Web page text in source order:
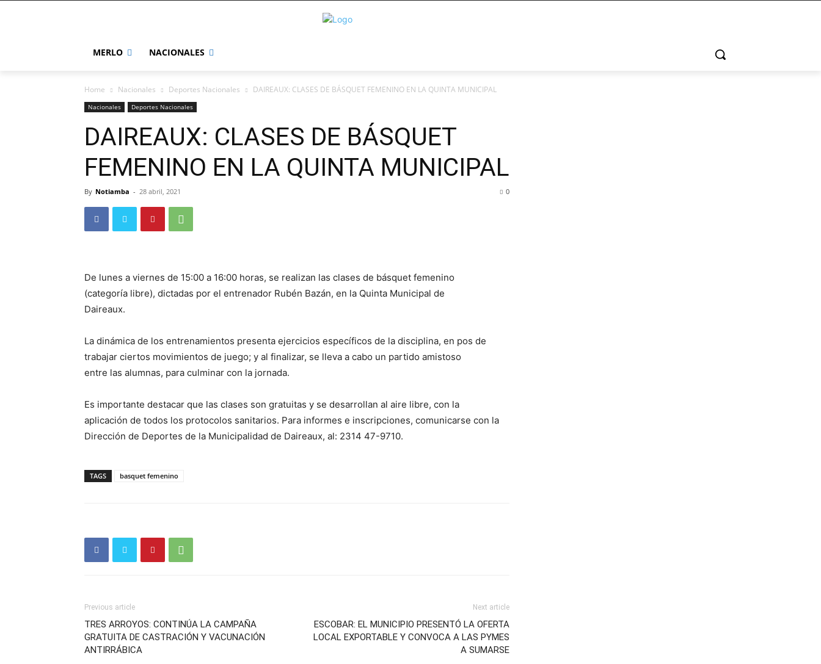
MERLO NACIONALES
Home Nacionales Deportes Nacionales DAIREAUX: CLASES DE BÁSQUET FEMENINO EN LA QUINTA MUNICIPAL
Nacionales Deportes Nacionales
DAIREAUX: CLASES DE BÁSQUET
FEMENINO EN LA QUINTA MUNICIPAL
By Notiamba - 28 abril, 2021 0
De lunes a viernes de 15:00 a 16:00 horas, se realizan las clases de básquet femenino
(categoría libre), dictadas por el entrenador Rubén Bazán, en la Quinta Municipal de
Daireaux.
La dinámica de los entrenamientos presenta ejercicios específicos de la disciplina, en pos de
trabajar ciertos movimientos de juego; y al finalizar, se lleva a cabo un partido amistoso
entre las alumnas, para culminar con la jornada.
Es importante destacar que las clases son gratuitas y se desarrollan al aire libre, con la
aplicación de todos los protocolos sanitarios. Para informes e inscripciones, comunicarse con la
Dirección de Deportes de la Municipalidad de Daireaux, al: 2314 47-9710.
TAGS basquet femenino
Previous article
TRES ARROYOS: CONTINÚA LA CAMPAÑA
GRATUITA DE CASTRACIÓN Y VACUNACIÓN
ANTIRRÁBICA
Next article
ESCOBAR: EL MUNICIPIO PRESENTÓ LA OFERTA
LOCAL EXPORTABLE Y CONVOCA A LAS PYMES
A SUMARSE